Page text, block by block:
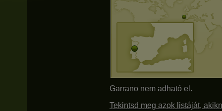
Garrano nem adható el.
Tekintsd meg azok listáját,